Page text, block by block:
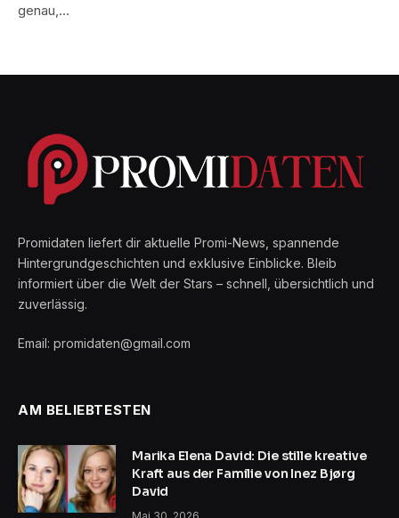
genau,…
Promidaten liefert dir aktuelle Promi-News, spannende
Hintergrundgeschichten und exklusive Einblicke. Bleib
informiert über die Welt der Stars – schnell, übersichtlich und
zuverlässig.
Email: promidaten@gmail.com
AM BELIEBTESTEN
Marika Elena David: Die stille kreative
Kraft aus der Familie von Inez Bjørg
David